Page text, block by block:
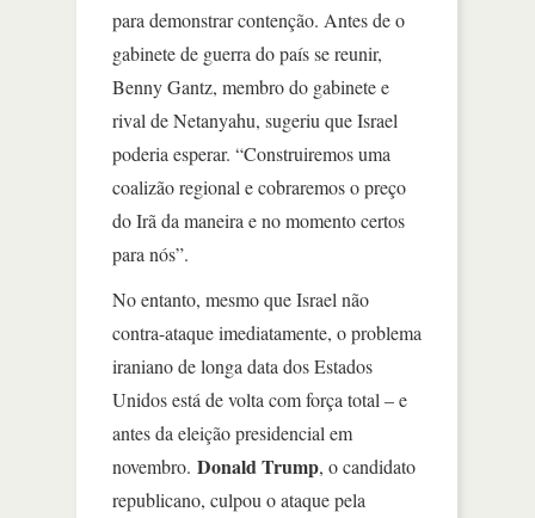
para demonstrar contenção. Antes de o
gabinete de guerra do país se reunir,
Benny Gantz, membro do gabinete e
rival de Netanyahu, sugeriu que Israel
poderia esperar. “Construiremos uma
coalizão regional e cobraremos o preço
do Irã da maneira e no momento certos
para nós”.
No entanto, mesmo que Israel não
contra-ataque imediatamente, o problema
iraniano de longa data dos Estados
Unidos está de volta com força total – e
antes da eleição presidencial em
novembro. Donald Trump, o candidato
republicano, culpou o ataque pela